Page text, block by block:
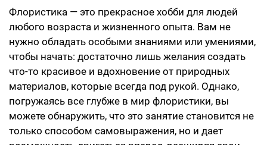
Флористика — это прекрасное хобби для людей
любого возраста и жизненного опыта. Вам не
нужно обладать особыми знаниями или умениями,
чтобы начать: достаточно лишь желания создать
что-то красивое и вдохновение от природных
материалов, которые всегда под рукой. Однако,
погружаясь все глубже в мир флористики, вы
можете обнаружить, что это занятие становится не
только способом самовыражения, но и дает